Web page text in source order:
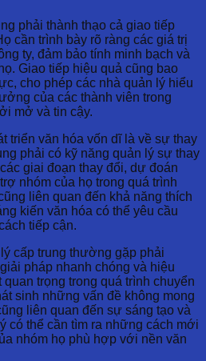
phải thành thạo cả giao tiếp
cần trình bày rõ ràng các giá trị
ty, đảm bảo tính minh bạch và
Giao tiếp hiệu quả cũng bao
cho phép các nhà quản lý hiểu
của các thành viên trong
mở và tin cậy.
triển văn hóa vốn dĩ là về sự thay
phải có kỹ năng quản lý sự thay
giai đoạn thay đổi, dự đoán
nhóm của họ trong quá trình
liên quan đến khả năng thích
kiến ​​văn hóa có thể yêu cầu
tiếp cận.
cấp trung thường gặp phải
pháp nhanh chóng và hiệu
trọng trong quá trình chuyển
sinh những vấn đề không mong
liên quan đến sự sáng tạo và
có thể cần tìm ra những cách mới
nhóm họ phù hợp với nền văn